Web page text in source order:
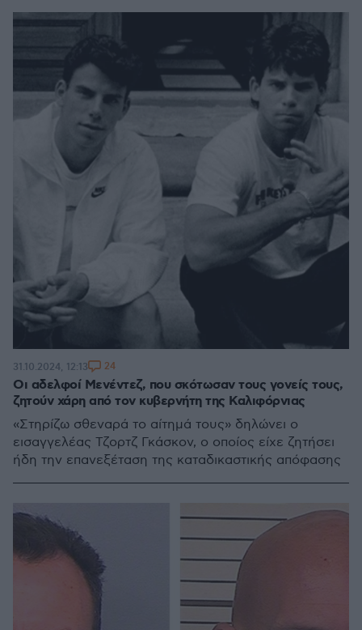
Οι αδελφοί Μενέντεζ, που σκότωσαν τους γονείς τους,
ζητούν χάρη από τον κυβερνήτη της Καλιφόρνιας
«Στηρίζω σθεναρά το αίτημά τους» δηλώνει ο
εισαγγελέας Τζορτζ Γκάσκον, ο οποίος είχε ζητήσει
ήδη την επανεξέταση της καταδικαστικής απόφασης
31.10.2024, 12:13 24